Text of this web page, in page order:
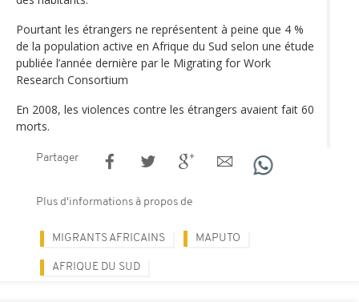
Pourtant les étrangers ne représentent à peine que 4 %
de la population active en Afrique du Sud selon une étude
publiée l’année dernière par le Migrating for Work
Research Consortium
En 2008, les violences contre les étrangers avaient fait 60
morts.
Partager
Plus d'informations à propos de
MIGRANTS AFRICAINS MAPUTO
AFRIQUE DU SUD